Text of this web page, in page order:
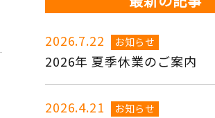
2026.7.22 お知らせ
2026年 夏季休業のご案内
2026.4.21 お知らせ